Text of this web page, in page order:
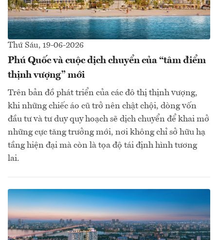
Thứ Sáu, 19-06-2026
Phú Quốc và cuộc dịch chuyển của “tâm điểm
thịnh vượng” mới
Trên bản đồ phát triển của các đô thị thịnh vượng,
khi những chiếc áo cũ trở nên chật chội, dòng vốn
đầu tư và tư duy quy hoạch sẽ dịch chuyển để khai mở
những cực tăng trưởng mới, nơi không chỉ sở hữu hạ
tầng hiện đại mà còn là tọa độ tái định hình tương
lai.